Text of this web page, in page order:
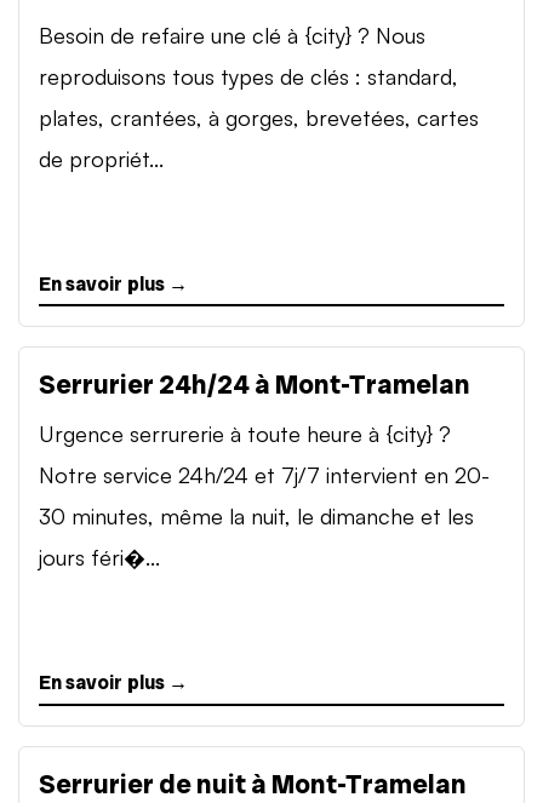
Besoin de refaire une clé à {city} ? Nous
reproduisons tous types de clés : standard,
plates, crantées, à gorges, brevetées, cartes
de propriét...
En savoir plus →
Serrurier 24h/24 à Mont-Tramelan
Urgence serrurerie à toute heure à {city} ?
Notre service 24h/24 et 7j/7 intervient en 20-
30 minutes, même la nuit, le dimanche et les
jours féri�...
En savoir plus →
Serrurier de nuit à Mont-Tramelan